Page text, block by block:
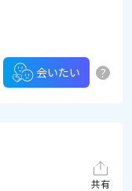
会いたい ?
共有